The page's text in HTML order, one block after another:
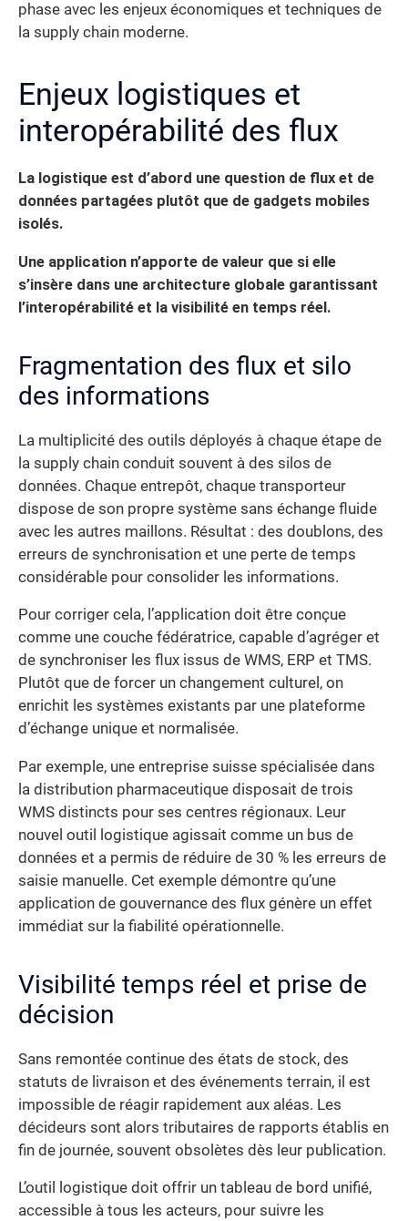
phase avec les enjeux économiques et techniques de
la supply chain moderne.
Enjeux logistiques et
interopérabilité des flux
La logistique est d’abord une question de flux et de
données partagées plutôt que de gadgets mobiles
isolés.
Une application n’apporte de valeur que si elle
s’insère dans une architecture globale garantissant
l’interopérabilité et la visibilité en temps réel.
Fragmentation des flux et silo
des informations
La multiplicité des outils déployés à chaque étape de
la supply chain conduit souvent à des silos de
données. Chaque entrepôt, chaque transporteur
dispose de son propre système sans échange fluide
avec les autres maillons. Résultat : des doublons, des
erreurs de synchronisation et une perte de temps
considérable pour consolider les informations.
Pour corriger cela, l’application doit être conçue
comme une couche fédératrice, capable d’agréger et
de synchroniser les flux issus de WMS, ERP et TMS.
Plutôt que de forcer un changement culturel, on
enrichit les systèmes existants par une plateforme
d’échange unique et normalisée.
Par exemple, une entreprise suisse spécialisée dans
la distribution pharmaceutique disposait de trois
WMS distincts pour ses centres régionaux. Leur
nouvel outil logistique agissait comme un bus de
données et a permis de réduire de 30 % les erreurs de
saisie manuelle. Cet exemple démontre qu’une
application de gouvernance des flux génère un effet
immédiat sur la fiabilité opérationnelle.
Visibilité temps réel et prise de
décision
Sans remontée continue des états de stock, des
statuts de livraison et des événements terrain, il est
impossible de réagir rapidement aux aléas. Les
décideurs sont alors tributaires de rapports établis en
fin de journée, souvent obsolètes dès leur publication.
L’outil logistique doit offrir un tableau de bord unifié,
accessible à tous les acteurs, pour suivre les